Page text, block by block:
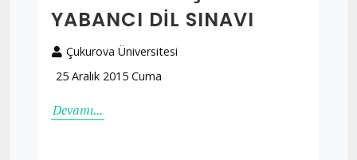
YABANCI DIL SINAVI
Çukurova Üniversitesi
25 Aralık 2015 Cuma
Devamı...